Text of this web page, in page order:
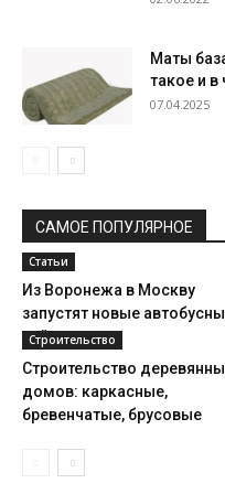
Маты
такое и
07.04.2025
САМОЕ ПОПУЛЯРНОЕ
Статьи
Из Воронежа в Москву
запустят новые
рейсы
Строительство
Строительство
домов: каркасные,
бревенчатые, брусовые